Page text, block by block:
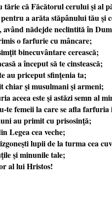
tărie că Făcătorul cerului şi
a arăta stăpânului tău
nădejde neclintită în
o farfurie cu mâncare;
binecuvântare cerească;
a început să te cinstească;
au priceput sfinţenia ta;
chiar şi musulmani şi armeni;
aceea este şi astăzi semn al
femeii la care se afla
au primit cu prisosinţă;
Legea cea veche;
lupii de la turma cea
şi minunile tale;
al lui Hristos!